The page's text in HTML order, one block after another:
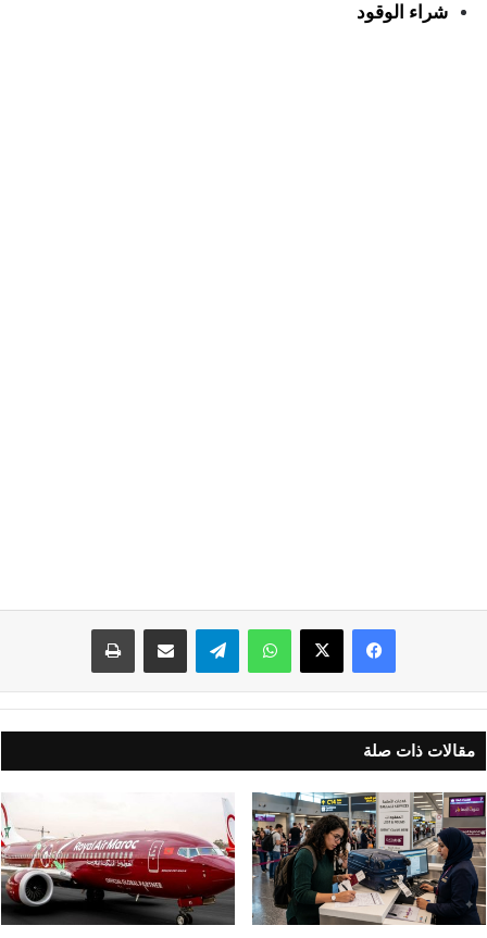
شراء الوقود
واتساب
مقالات ذات صلة